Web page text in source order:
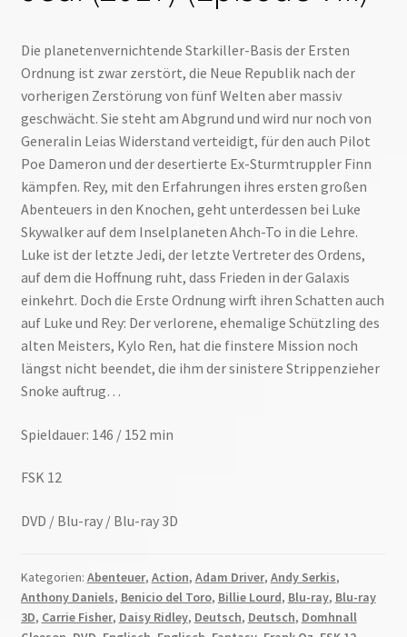
Die planetenvernichtende Starkiller-Basis der Ersten
Ordnung ist zwar zerstört, die Neue Republik nach der
vorherigen Zerstörung von fünf Welten aber massiv
geschwächt. Sie steht am Abgrund und wird nur noch von
Generalin Leias Widerstand verteidigt, für den auch Pilot
Poe Dameron und der desertierte Ex-Sturmtruppler Finn
kämpfen. Rey, mit den Erfahrungen ihres ersten großen
Abenteuers in den Knochen, geht unterdessen bei Luke
Skywalker auf dem Inselplaneten Ahch-To in die Lehre.
Luke ist der letzte Jedi, der letzte Vertreter des Ordens,
auf dem die Hoffnung ruht, dass Frieden in der Galaxis
einkehrt. Doch die Erste Ordnung wirft ihren Schatten auch
auf Luke und Rey: Der verlorene, ehemalige Schützling des
alten Meisters, Kylo Ren, hat die finstere Mission noch
längst nicht beendet, die ihm der sinistere Strippenzieher
Snoke auftrug…
Spieldauer: 146 / 152 min
FSK 12
DVD / Blu-ray / Blu-ray 3D
Kategorien: Abenteuer, Action, Adam Driver, Andy Serkis,
Anthony Daniels, Benicio del Toro, Billie Lourd, Blu-ray, Blu-ray
3D, Carrie Fisher, Daisy Ridley, Deutsch, Deutsch, Domhnall